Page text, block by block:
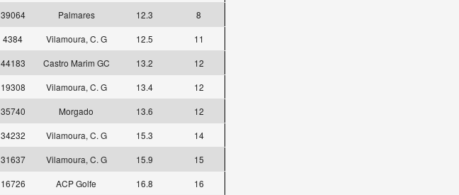
39064 Palmares 12.3
8
4384 Vilamoura, C. G 12.5
11
44183 Castro Marim GC 13.2
12
19308 Vilamoura, C. G 13.4
12
35740 Morgado 13.6
12
34232 Vilamoura, C. G 15.3
14
31637 Vilamoura, C. G 15.9
15
16726 ACP Golfe 16.8
16